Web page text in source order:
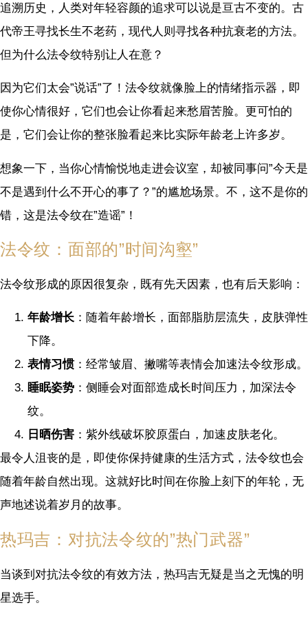
追溯历史，人类对年轻容颜的追求可以说是亘古不变的。古
代帝王寻找长生不老药，现代人则寻找各种抗衰老的方法。
但为什么法令纹特别让人在意？
因为它们太会”说话”了！法令纹就像脸上的情绪指示器，即
使你心情很好，它们也会让你看起来愁眉苦脸。更可怕的
是，它们会让你的整张脸看起来比实际年龄老上许多岁。
想象一下，当你心情愉悦地走进会议室，却被同事问”今天是
不是遇到什么不开心的事了？”的尴尬场景。不，这不是你的
错，这是法令纹在”造谣”！
法令纹：面部的”时间沟壑”
法令纹形成的原因很复杂，既有先天因素，也有后天影响：
年龄增长 ：随着年龄增长，面部脂肪层流失，皮肤弹性
下降。
表情习惯：经常皱眉、撇嘴等表情会加速法令纹形成。
睡眠姿势 ：侧睡会对面部造成长时间压力，加深法令
纹。
日晒伤害 ：紫外线破坏胶原蛋白，加速皮肤老化。
最令人沮丧的是，即使你保持健康的生活方式，法令纹也会
随着年龄自然出现。这就好比时间在你脸上刻下的年轮，无
声地述说着岁月的故事。
热玛吉：对抗法令纹的”热门武器”
当谈到对抗法令纹的有效方法，热玛吉无疑是当之无愧的明
星选手。